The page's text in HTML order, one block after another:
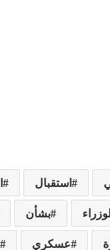
استقبال
الوزراء بشأن
عسكري